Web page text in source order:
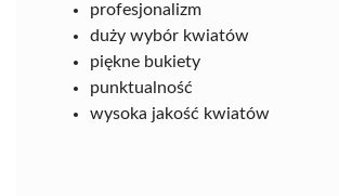
profesjonalizm
duży wybór kwiatów
piękne bukiety
punktualność
wysoka jakość kwiatów